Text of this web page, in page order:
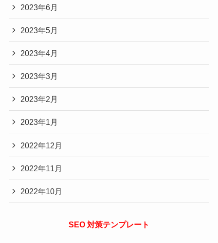
2023年6月
2023年5月
2023年4月
2023年3月
2023年2月
2023年1月
2022年12月
2022年11月
2022年10月
SEO 対策テンプレート